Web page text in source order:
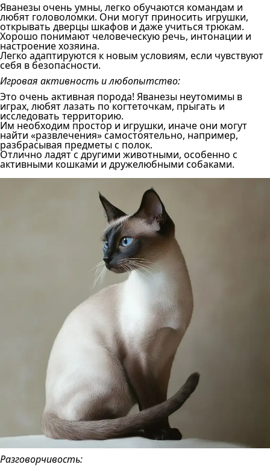
Яванезы очень умны, легко обучаются командам и
любят головоломки. Они могут приносить игрушки,
открывать дверцы шкафов и даже учиться трюкам.
Хорошо понимают человеческую речь, интонации и
настроение хозяина.
Легко адаптируются к новым условиям, если чувствуют
себя в безопасности.
Игровая активность и любопытство:
Это очень активная порода! Яванезы неутомимы в
играх, любят лазать по когтеточкам, прыгать и
исследовать территорию.
Им необходим простор и игрушки, иначе они могут
найти «развлечения» самостоятельно, например,
разбрасывая предметы с полок.
Отлично ладят с другими животными, особенно с
активными кошками и дружелюбными собаками.
Разговорчивость: